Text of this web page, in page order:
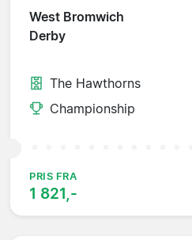
West Bromwich
Derby
The Hawthorns
Championship
PRIS FRA
1 821,-